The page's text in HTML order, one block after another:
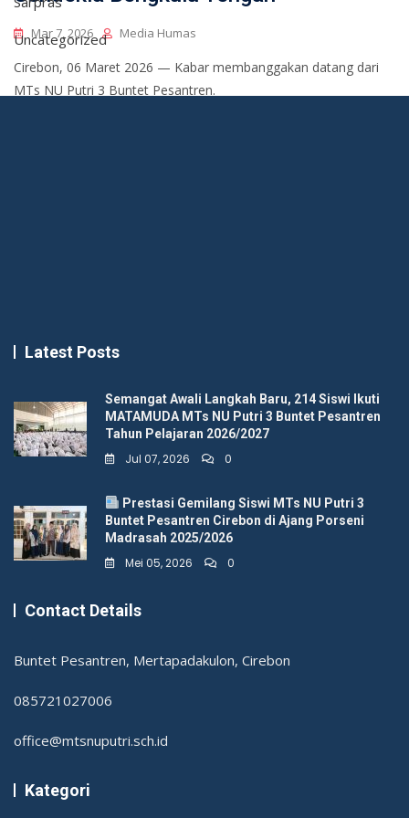
Mar 7, 2026 Media Humas
Cirebon, 06 Maret 2026 — Kabar membanggakan datang dari
MTs NU Putri 3 Buntet Pesantren.
Uncategorized
Latest Posts
Semangat Awali Langkah Baru, 214 Siswi Ikuti
MATAMUDA MTs NU Putri 3 Buntet Pesantren
Tahun Pelajaran 2026/2027
Jul 07, 2026 0
Prestasi Gemilang Siswi MTs NU Putri 3
Buntet Pesantren Cirebon di Ajang Porseni
Madrasah 2025/2026
Mei 05, 2026 0
Contact Details
Buntet Pesantren, Mertapadakulon, Cirebon
085721027006
office@mtsnuputri.sch.id
Kategori